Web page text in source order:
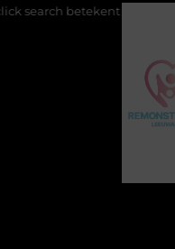
betekent voor de